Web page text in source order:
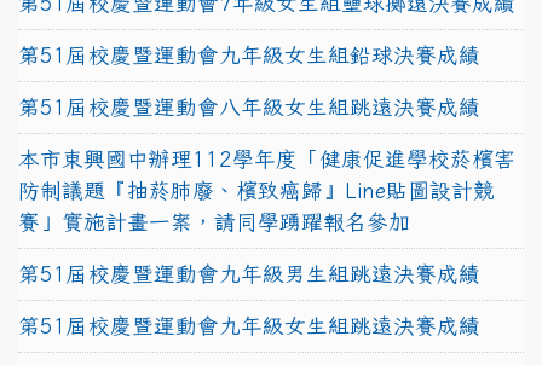
第51屆校慶暨運動會九年級女生組鉛球決賽成績
第51屆校慶暨運動會八年級女生組跳遠決賽成績
本市東興國中辦理112學年度「健康促進學校菸檳害
防制議題『抽菸肺廢、檳致癌歸』Line貼圖設計競
賽」實施計畫一案，請同學踴躍報名參加
第51屆校慶暨運動會九年級男生組跳遠決賽成績
第51屆校慶暨運動會九年級女生組跳遠決賽成績